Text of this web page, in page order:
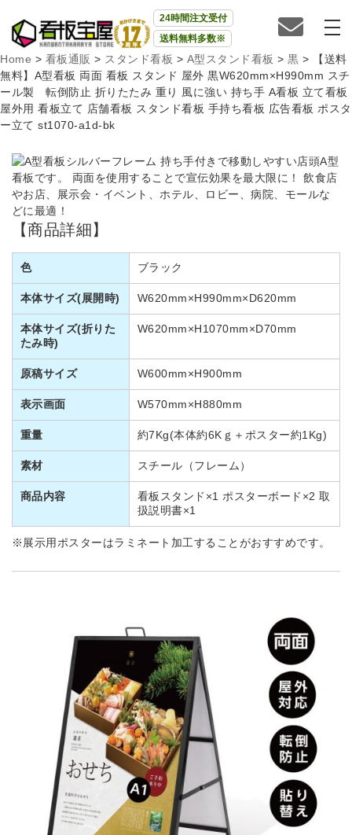
24時間注文受付
送料無料多数※
Home > 看板通販 > スタンド看板 > A型スタンド看板 > 黒 >
【送料
無料】A型看板 両面 看板 スタンド 屋外 黒W620mm×H990mm スチ
ール製 転倒防止 折りたたみ 重り 風に強い 持ち手 A看板 立て看板
屋外用 看板立て 店舗看板 スタンド看板 手持ち看板 広告看板 ポスタ
ー立て st1070-a1d-bk
持ち手付きで移動しやすい店頭A型
看板です。 両面を使用することで宣伝効果を最大限に！ 飲食店
やお店、展示会・イベント、ホテル、ロビー、病院、モールな
どに最適！
【商品詳細】
色 ブラック
本体サイズ(展開時) W620mm×H990mm×D620mm
本体サイズ(折りた
たみ時)
W620mm×H1070mm×D70mm
原稿サイズ W600mm×H900mm
表示画面 W570mm×H880mm
重量 約7Kg(本体約6Kｇ＋ポスター約1Kg)
素材 スチール（フレーム）
商品内容
看板スタンド×1 ポスターボード×2 取
扱説明書×1
※展示用ポスターはラミネート加工することがおすすめです。